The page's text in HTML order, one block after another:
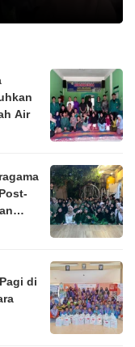
Air
di